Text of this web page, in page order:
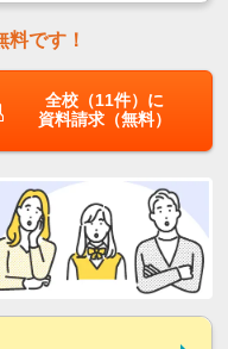
料です！
全校（11件）に
資料請求（無料）